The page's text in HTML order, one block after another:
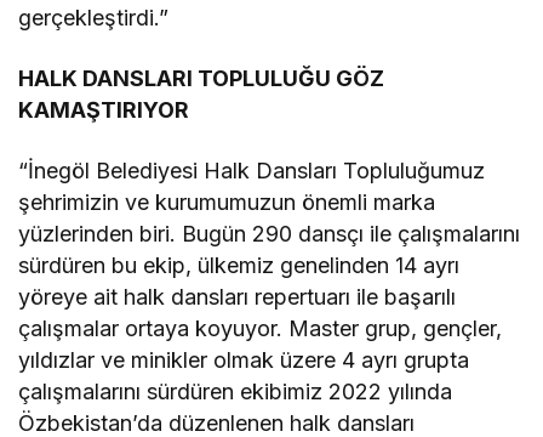
gerçekleştirdi.”
HALK DANSLARI TOPLULUĞU GÖZ
KAMAŞTIRIYOR
“İnegöl Belediyesi Halk Dansları Topluluğumuz
şehrimizin ve kurumumuzun önemli marka
yüzlerinden biri. Bugün 290 dansçı ile çalışmalarını
sürdüren bu ekip, ülkemiz genelinden 14 ayrı
yöreye ait halk dansları repertuarı ile başarılı
çalışmalar ortaya koyuyor. Master grup, gençler,
yıldızlar ve minikler olmak üzere 4 ayrı grupta
çalışmalarını sürdüren ekibimiz 2022 yılında
Özbekistan’da düzenlenen halk dansları